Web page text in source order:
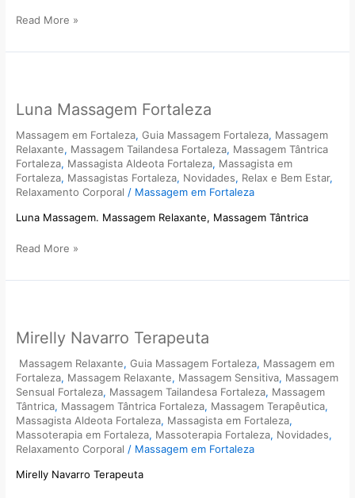
Read More »
Luna Massagem Fortaleza
Massagem em Fortaleza,Guia Massagem Fortaleza, Massagem
Relaxante, Massagem Tailandesa Fortaleza, Massagem Tântrica
Fortaleza, Massagista Aldeota Fortaleza, Massagista em
Fortaleza, Massagistas Fortaleza, Novidades, Relax e Bem Estar,
Relaxamento Corporal / Massagem em Fortaleza
Luna Massagem. Massagem Relaxante, Massagem Tântrica
Fortaleza
Read More »
Mirelly Navarro Terapeuta
Massagem Relaxante,Guia Massagem Fortaleza, Massagem em
Fortaleza, Massagem Relaxante, Massagem Sensitiva, Massagem
Sensual Fortaleza, Massagem Tailandesa Fortaleza, Massagem
Tântrica, Massagem Tântrica Fortaleza, Massagem Terapêutica,
Massagista Aldeota Fortaleza, Massagista em Fortaleza,
Massoterapia em Fortaleza, Massoterapia Fortaleza, Novidades,
Relaxamento Corporal / Massagem em Fortaleza
Mirelly Navarro Terapeuta
Terapeuta